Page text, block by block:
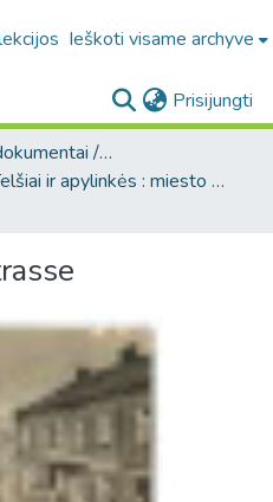
Ieškoti visame archyve
Prisijungti
4.3. Vaizdiniai dokumentai / Visual documents
Telšiai ir apylinkės : miesto ir jo apylinkių fotografinių atvirukų kolekcija